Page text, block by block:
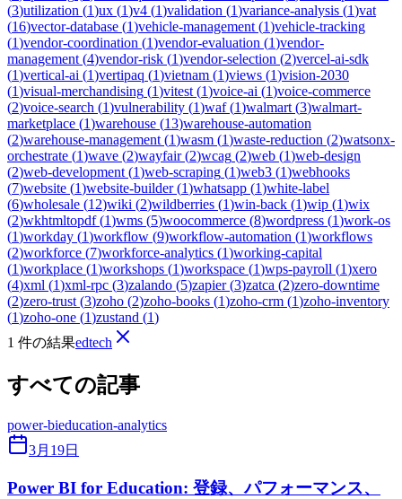
(3)utilization (1)ux (1)v4 (1)validation (1)variance-analysis (1)vat
(16)vector-database (1)vehicle-management (1)vehicle-tracking
(1)vendor-coordination (1)vendor-evaluation (1)vendor-
management (4)vendor-risk (1)vendor-selection (2)vercel-ai-sdk
(1)vertical-ai (1)vertipaq (1)vietnam (1)views (1)vision-2030
(1)visual-merchandising (1)vitest (1)voice-ai (1)voice-commerce
(2)voice-search (1)vulnerability (1)waf(1)walmart (3)walmart-
marketplace (1)warehouse (13)warehouse-automation
(2)warehouse-management (1)wasm (1)waste-reduction (2)watsonx-
orchestrate (1)wave (2)wayfair(2)wcag (2)web (1)web-design
(2)web-development (1)web-scraping (1)web3 (1)webhooks
(7)website (1)website-builder(1)whatsapp (1)white-label
(6)wholesale (12)wiki (2)wildberries (1)win-back (1)wip (1)wix
(2)wkhtmltopdf(1)wms (5)woocommerce (8)wordpress (1)work-os
(1)workday (1)workflow (9)workflow-automation (1)workflows
(2)workforce (7)workforce-analytics (1)working-capital
(1)workplace (1)workshops (1)workspace (1)wps-payroll (1)xero
(4)xml (1)xml-rpc (3)zalando (5)zapier(3)zatca (2)zero-downtime
(2)zero-trust (3)zoho (2)zoho-books (1)zoho-crm (1)zoho-inventory
(1)zoho-one (1)zustand (1)
1 件の結果edtech
すべての記事
power-bieducation-analytics
3月19日
Power BI for Education: 登録、パフォーマンス、